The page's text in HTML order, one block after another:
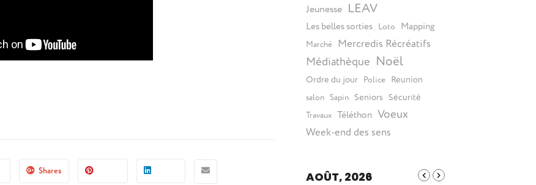
Shares
Jeunesse LEAV
Les belles sorties Loto Mapping
Marché Mercredis Récréatifs
Médiathèque Noël
Ordre du jour Police Reunion
salon Sapin Seniors Sécurité
Travaux Téléthon Voeux
Week-end des sens
AOÛT, 2026